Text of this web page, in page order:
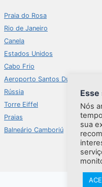
Praia do Rosa
Rio de Janeiro
Canela
Estados Unidos
Cabo Frio
Aeroporto Santos Dumont
Rússia
Torre Eiffel
Praias
Balneário Camboriú
Nós
sua